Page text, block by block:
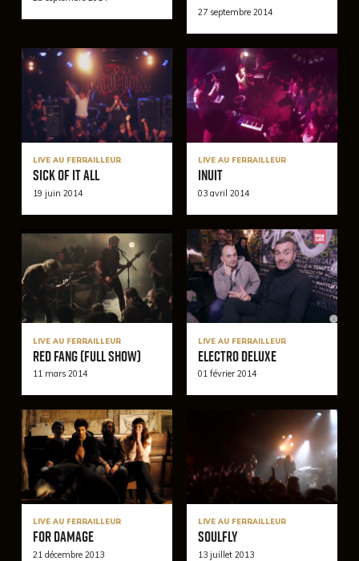
27 septembre 2014
LIVE AU FERRAILLEUR
Sick Of It All
19 juin 2014
LIVE AU FERRAILLEUR
Inuit
03 avril 2014
LIVE AU FERRAILLEUR
Red Fang (Full Show)
11 mars 2014
LIVE AU FERRAILLEUR
Electro Deluxe
01 février 2014
LIVE AU FERRAILLEUR
For Damage
21 décembre 2013
LIVE AU FERRAILLEUR
Soulfly
13 juillet 2013